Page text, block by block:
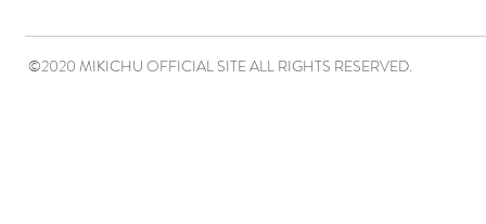
©2020 MIKICHU OFFICIAL SITE ALL RIGHTS RESERVED.